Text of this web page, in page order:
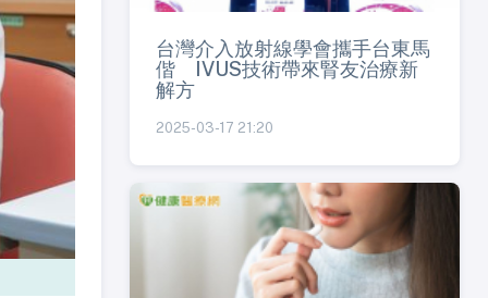
台灣介入放射線學會攜手台東馬
偕 IVUS技術帶來腎友治療新
解方
2025-03-17 21:20